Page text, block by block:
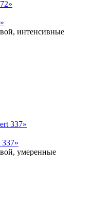
интенсивные
умеренные